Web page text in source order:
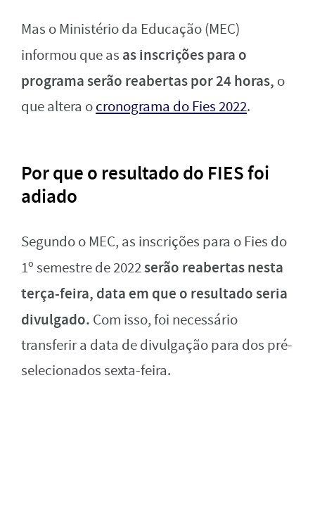
Mas o Ministério da Educação (MEC)
informou que as as inscrições para o
programa serão reabertas por 24 horas, o
que altera ocronograma do Fies 2022.
Por que o resultado do FIES foi
adiado
Segundo o MEC, as inscrições para o Fies do
1º semestre de 2022serão reabertas nesta
terça-feira, data em que o resultado seria
divulgado. Com isso, foi necessário
transferir a data de divulgação para dos pré-
selecionados sexta-feira.